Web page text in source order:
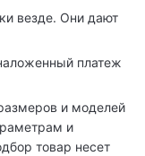
везде. Они дают
платеж
и моделей
и
товар несет